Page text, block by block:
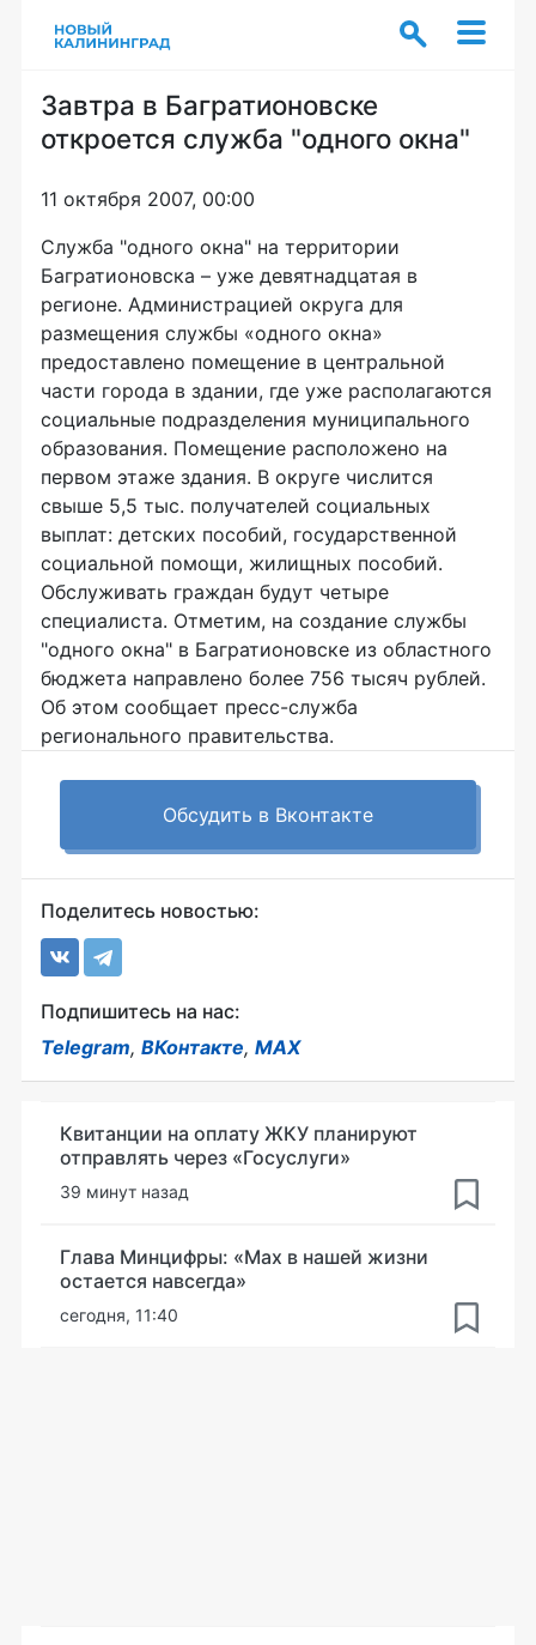
Завтра в Багратионовске
откроется служба "одного окна"
11 октября 2007, 00:00
Служба "одного окна" на территории
Багратионовска – уже девятнадцатая в
регионе. Администрацией округа для
размещения службы «одного окна»
предоставлено помещение в центральной
части города в здании, где уже располагаются
социальные подразделения муниципального
образования. Помещение расположено на
первом этаже здания. В округе числится
свыше 5,5 тыс. получателей социальных
выплат: детских пособий, государственной
социальной помощи, жилищных пособий.
Обслуживать граждан будут четыре
специалиста. Отметим, на создание службы
"одного окна" в Багратионовске из областного
бюджета направлено более 756 тысяч рублей.
Об этом сообщает пресс-служба
регионального правительства.
Обсудить в Вконтакте
Поделитесь новостью:
Подпишитесь на нас:
Telegram, ВКонтакте, MAX
Квитанции на оплату ЖКУ планируют
отправлять через «Госуслуги»
39 минут назад
Глава Минцифры: «Мах в нашей жизни
остается навсегда»
сегодня, 11:40